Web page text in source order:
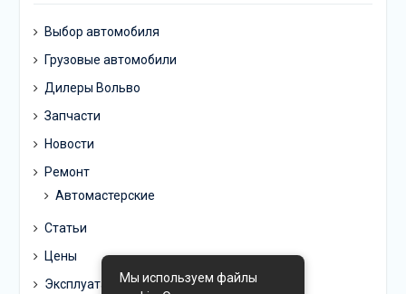
Выбор автомобиля
Грузовые автомобили
Дилеры Вольво
Запчасти
Новости
Ремонт
Автомастерские
Статьи
Цены
ЭксплуатацияМы используем файлы